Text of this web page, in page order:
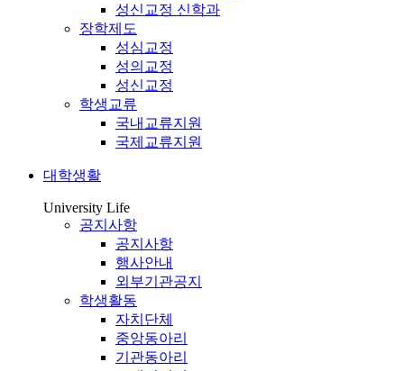
성신교정 신학과
장학제도
성심교정
성의교정
성신교정
학생교류
국내교류지원
국제교류지원
대학생활
University Life
공지사항
공지사항
행사안내
외부기관공지
학생활동
자치단체
중앙동아리
기관동아리